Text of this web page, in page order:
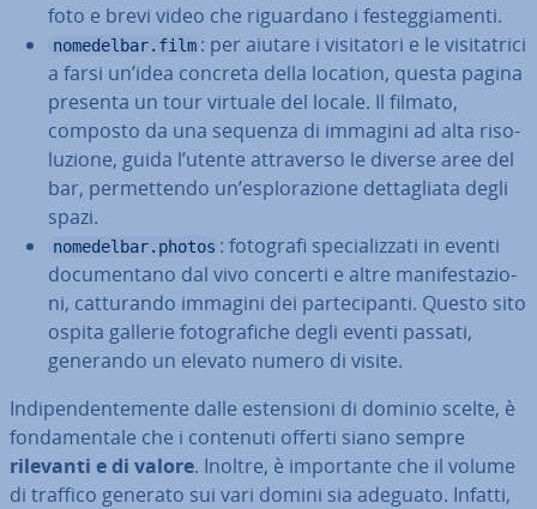
foto e brevi video che ri­guar­da­no i fe­steg­gia­men­ti.
nomedelbar.film : per aiutare i vi­si­ta­to­ri e le vi­si­ta­tri­ci
a farsi un’idea concreta della location, questa pagina
presenta un tour virtuale del locale. Il filmato,
composto da una sequenza di immagini ad alta ri­so­
lu­zio­ne, guida l’utente at­tra­ver­so le diverse aree del
bar, per­met­ten­do un’esplo­ra­zio­ne det­ta­glia­ta degli
spazi.
nomedelbar.photos : fotografi spe­cia­liz­za­ti in eventi
do­cu­men­ta­no dal vivo concerti e altre ma­ni­fe­sta­zio­
ni, cat­tu­ran­do immagini dei par­te­ci­pan­ti. Questo sito
ospita gallerie fo­to­gra­fi­che degli eventi passati,
generando un elevato numero di visite.
In­di­pen­den­te­men­te dalle esten­sio­ni di dominio scelte, è
fon­da­men­ta­le che i contenuti offerti siano sempre
rilevanti e di valore. Inoltre, è im­por­tan­te che il volume
di traffico generato sui vari domini sia adeguato. Infatti,